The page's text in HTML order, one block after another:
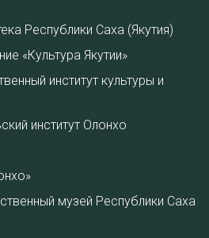
Республики Саха (Якутия)
«Культура Якутии»
институт культуры и
институт Олонхо
музей Республики Саха